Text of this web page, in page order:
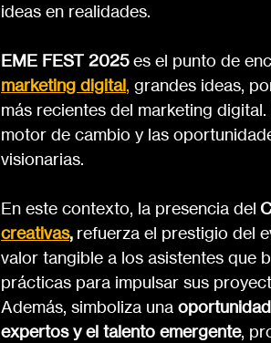
ideas en realidades.
EME FEST 2025 es el punto de
marketing digital, grandes ideas,
más recientes del marketing
motor de cambio y las
visionarias.
En este contexto, la presencia del
creativas, refuerza el prestigio del
valor tangible a los asistentes que
prácticas para impulsar sus
Además, simboliza una
expertos y el talento emergente,